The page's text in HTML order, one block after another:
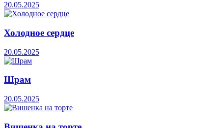
20.05.2025
Холодное сердце
20.05.2025
Шрам
20.05.2025